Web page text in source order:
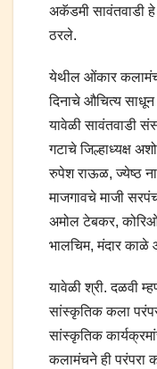
अकॅडमी सावंतवाडी हे
ठरले.
येथील ओंकार
दिनाचे औचित्य
यावेळी सावंतवाडी
गटाचे जिल्हाध्यक्ष
रुपेश राऊळ, ज्येष्ठ
माजगावचे माजी
अमोल टेबकर,
भालचिम, मंदार काळे
यावेळी श्री. दळवी
सांस्कृतिक कला
सांस्कृतिक
कलामंचने ही परंपरा